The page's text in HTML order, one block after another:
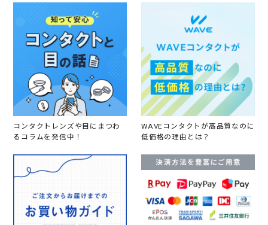
コンタクトレンズや目にまつわ
るコラムを発信中！
WAVEコンタクトが高品質なのに
低価格の理由とは？